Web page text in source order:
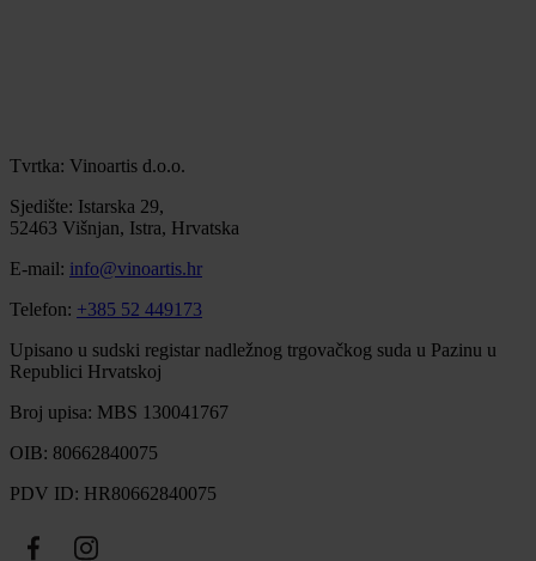
Tvrtka: Vinoartis d.o.o.
Sjedište: Istarska 29,
52463 Višnjan, Istra, Hrvatska
E-mail: info@vinoartis.hr
Telefon: +385 52 449173
Upisano u sudski registar nadležnog trgovačkog suda u Pazinu u
Republici Hrvatskoj
Broj upisa: MBS 130041767
OIB: 80662840075
PDV ID: HR80662840075